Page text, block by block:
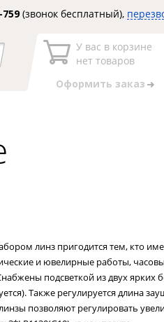
759(звонок бесплатный),
У вас в корзине
нет товаров
Оформить заказ
линз пригодится тем, кто
и ювелирные работы,
подсветкой из двух ярких
Также регулируется длина
позволяют регулировать